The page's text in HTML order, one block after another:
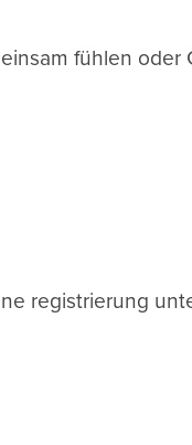
fühlen oder
registrierung